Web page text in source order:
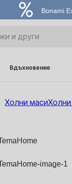
Bonami
Вдъхновение
Холни маси